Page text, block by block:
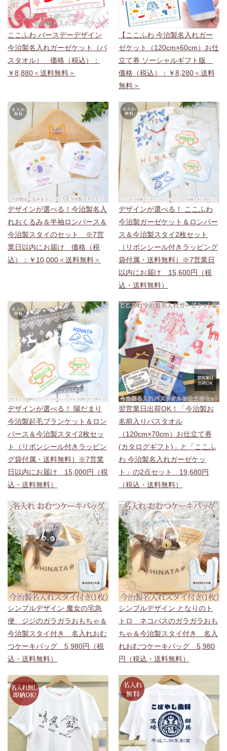
ここふわ バースデーデザイン
今治製名入れガーゼケット（バ
スタオル） 価格（税込）：
￥8,880＜送料無料＞
【ここふわ 今治製名入れガー
ゼケット（120cm×60cm）お仕
立て券 ソーシャルギフト版
価格（税込）：￥8,280＜送料
無料＞
デザインが選べる！今治製名入
れおくるみ＆半袖ロンパース＆
今治製スタイのセット ※7営
業日以内にお届け 価格（税
込）：￥10,000＜送料無料＞
デザインが選べる！ ここふわ
今治製ガーゼケット＆ロンパー
ス＆今治製スタイ2枚セット
（リボンシール付きラッピング
袋付属・送料無料）※7営業日
以内にお届け 15,600円（税
込・送料無料）
デザインが選べる！ 陽だまり
今治製起毛ブランケット＆ロン
パース＆今治製スタイ2枚セッ
ト（リボンシール付きラッピン
グ袋付属・送料無料）※7営業
日以内にお届け 15,000円（税
込・送料無料）
翌営業日出荷OK！「今治製お
名前入りバスタオル
（120cm×70cm）お仕立て券
(カタログギフト)」と「ここふ
わ 今治製名入れガーゼケッ
ト」の2点セット 19,680円
（税込・送料無料）
シンプルデザイン 魔女の宅急
便 ジジのガラガラおもちゃ＆
今治製スタイ付き 名入れおむ
つケーキバッグ 5,980円（税
込・送料無料）
シンプルデザイン となりのト
トロ ネコバスのガラガラおも
ちゃ＆今治製スタイ付き 名入
れおむつケーキバッグ 5,980
円（税込・送料無料）